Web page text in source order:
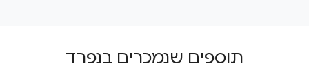
תוספים שנמכרים בנפרד